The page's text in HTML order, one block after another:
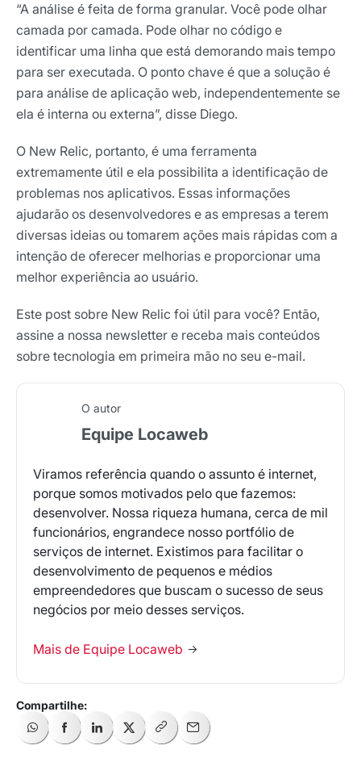
“A análise é feita de forma granular. Você pode olhar
camada por camada. Pode olhar no código e
identificar uma linha que está demorando mais tempo
para ser executada. O ponto chave é que a solução é
para análise de aplicação web, independentemente se
ela é interna ou externa”, disse Diego.
O New Relic, portanto, é uma ferramenta
extremamente útil e ela possibilita a identificação de
problemas nos aplicativos. Essas informações
ajudarão os desenvolvedores e as empresas a terem
diversas ideias ou tomarem ações mais rápidas com a
intenção de oferecer melhorias e proporcionar uma
melhor experiência ao usuário.
Este post sobre New Relic foi útil para você? Então,
assine a nossa newsletter e receba mais conteúdos
sobre tecnologia em primeira mão no seu e-mail.
O autor
Equipe Locaweb
Viramos referência quando o assunto é internet,
porque somos motivados pelo que fazemos:
desenvolver. Nossa riqueza humana, cerca de mil
funcionários, engrandece nosso portfólio de
serviços de internet. Existimos para facilitar o
desenvolvimento de pequenos e médios
empreendedores que buscam o sucesso de seus
negócios por meio desses serviços.
Mais de Equipe Locaweb